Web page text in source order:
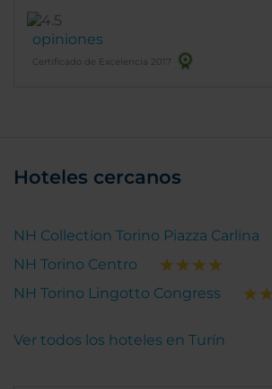
opiniones
Certificado de Excelencia 2017
Hoteles cercanos
NH Collection Torino Piazza Carlina
NH Torino Centro
NH Torino Lingotto Congress
Ver todos los hoteles en Turín